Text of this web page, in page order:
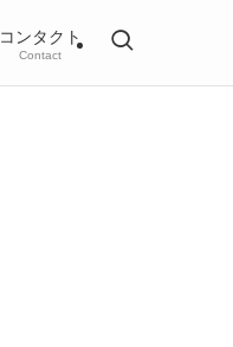
コンタクト
Contact